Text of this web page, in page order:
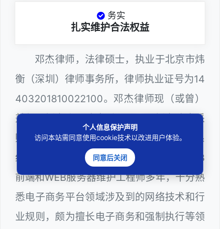
务实
扎实维护合法权益
邓杰律师，法律硕士，执业于北京市炜
衡（深圳）律师事务所，律师执业证号为14
403201810022100。邓杰律师现（或曾）
兼任深圳市人民政府听证员、深圳市政府采
购评审专家（法律类）、深圳市某区政府系
统公职律师、计算机信息网络安全员、WEB
前端和WEB服务器维护工程师多年，十分熟
悉电子商务平台领域涉及到的网络技术和行
业规则，颇为擅长电子商务和强制执行等领
个人信息保护声明
访问本站需同意使用cookie技术以改进用户体验。
同意后关闭